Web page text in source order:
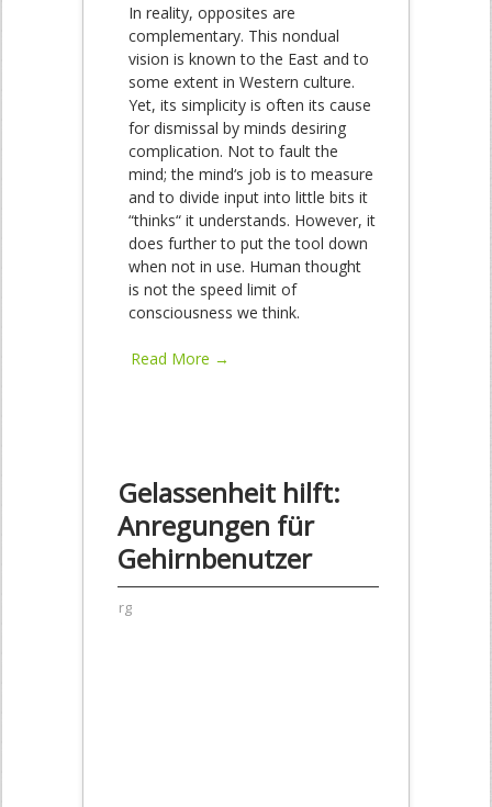
In reality, opposites are
complementary. This nondual
vision is known to the East and to
some extent in Western culture.
Yet, its simplicity is often its cause
for dismissal by minds desiring
complication. Not to fault the
mind; the mind‘s job is to measure
and to divide input into little bits it
“thinks“ it understands. However, it
does further to put the tool down
when not in use. Human thought
is not the speed limit of
consciousness we think.
Read More →
Gelassenheit hilft:
Anregungen für
Gehirnbenutzer
rg